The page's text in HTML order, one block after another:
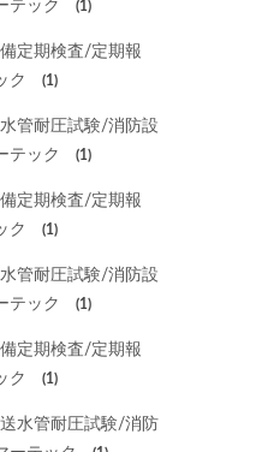
テック
(1)
定期検査/定期報
ク
(1)
管耐圧試験/消防設
テック
(1)
定期検査/定期報
ク
(1)
管耐圧試験/消防設
テック
(1)
定期検査/定期報
ク
(1)
水管耐圧試験/消防